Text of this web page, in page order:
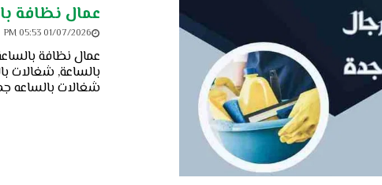
عمال نظافة
01/07/2026 05:53 PM
عمال نظافة
بالساعة, شغالات
شغالات بالساعه